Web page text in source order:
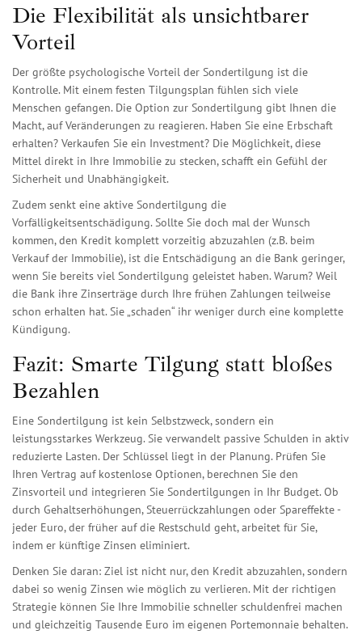
Die Flexibilität als unsichtbarer
Vorteil
Der größte psychologische Vorteil der Sondertilgung ist die
Kontrolle. Mit einem festen Tilgungsplan fühlen sich viele
Menschen gefangen. Die Option zur Sondertilgung gibt Ihnen die
Macht, auf Veränderungen zu reagieren. Haben Sie eine Erbschaft
erhalten? Verkaufen Sie ein Investment? Die Möglichkeit, diese
Mittel direkt in Ihre Immobilie zu stecken, schafft ein Gefühl der
Sicherheit und Unabhängigkeit.
Zudem senkt eine aktive Sondertilgung die
Vorfälligkeitsentschädigung. Sollte Sie doch mal der Wunsch
kommen, den Kredit komplett vorzeitig abzuzahlen (z.B. beim
Verkauf der Immobilie), ist die Entschädigung an die Bank geringer,
wenn Sie bereits viel Sondertilgung geleistet haben. Warum? Weil
die Bank ihre Zinserträge durch Ihre frühen Zahlungen teilweise
schon erhalten hat. Sie „schaden“ ihr weniger durch eine komplette
Kündigung.
Fazit: Smarte Tilgung statt bloßes
Bezahlen
Eine Sondertilgung ist kein Selbstzweck, sondern ein
leistungsstarkes Werkzeug. Sie verwandelt passive Schulden in aktiv
reduzierte Lasten. Der Schlüssel liegt in der Planung. Prüfen Sie
Ihren Vertrag auf kostenlose Optionen, berechnen Sie den
Zinsvorteil und integrieren Sie Sondertilgungen in Ihr Budget. Ob
durch Gehaltserhöhungen, Steuerrückzahlungen oder Spareffekte -
jeder Euro, der früher auf die Restschuld geht, arbeitet für Sie,
indem er künftige Zinsen eliminiert.
Denken Sie daran: Ziel ist nicht nur, den Kredit abzuzahlen, sondern
dabei so wenig Zinsen wie möglich zu verlieren. Mit der richtigen
Strategie können Sie Ihre Immobilie schneller schuldenfrei machen
und gleichzeitig Tausende Euro im eigenen Portemonnaie behalten.